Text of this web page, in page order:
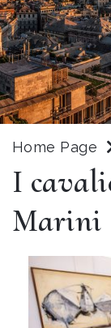
Home Page
I
Marini